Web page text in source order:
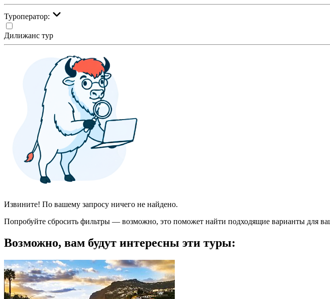
Туроператор:
Дилижанс тур
Извините! По вашему запросу ничего не найдено.
Попробуйте сбросить фильтры — возможно, это поможет найти подходящие варианты для
Возможно, вам будут интересны эти туры: